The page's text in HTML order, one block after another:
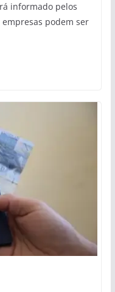
informado pelos
empresas podem ser